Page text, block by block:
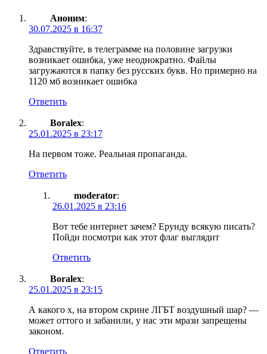
Аноним:
30.07.2025 в 16:37
Здравствуйте, в телеграмме на половине загрузки
возникает ошибка, уже неоднократно. Файлы
загружаются в папку без русских букв. Но примерно на
1120 мб возникает ошибка
Ответить
Boralex:
25.01.2025 в 23:17
На первом тоже. Реальная пропаганда.
Ответить
moderator:
26.01.2025 в 23:16
Вот тебе интернет зачем? Ерунду всякую писать?
Пойди посмотри как этот флаг выглядит
Ответить
Boralex:
25.01.2025 в 23:15
А какого х, на втором скрине ЛГБТ воздушный шар? —
может оттого и забанили, у нас эти мрази запрещены
законом.
Ответить